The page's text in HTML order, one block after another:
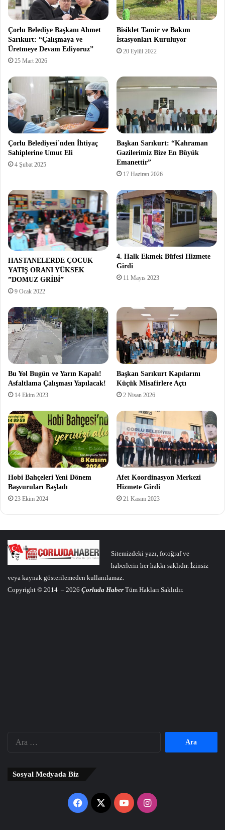
Çorlu Belediye Başkanı Ahmet
Sarıkurt: “Çalışmaya ve
Üretmeye Devam Ediyoruz”
25 Mart 2026
Bisiklet Tamir ve Bakım
İstasyonları Kuruluyor
20 Eylül 2022
Çorlu Belediyesi´nden İhtiyaç
Sahiplerine Umut Eli
4 Şubat 2025
Başkan Sarıkurt: “Kahraman
Gazilerimiz Bize En Büyük
Emanettir”
17 Haziran 2026
HASTANELERDE ÇOCUK
YATIŞ ORANI YÜKSEK
”DOMUZ GRİBİ”
9 Ocak 2022
4. Halk Ekmek Büfesi Hizmete
Girdi
11 Mayıs 2023
Bu Yol Bugün ve Yarın Kapalı!
Asfaltlama Çalışması Yapılacak!
14 Ekim 2023
Başkan Sarıkurt Kapılarını
Küçük Misafirlere Açtı
2 Nisan 2026
Hobi Bahçeleri Yeni Dönem
Başvuruları Başladı
23 Ekim 2024
Afet Koordinasyon Merkezi
Hizmete Girdi
21 Kasım 2023
Sitemizdeki yazı, fotoğraf ve
haberlerin her hakkı saklıdır. İzinsiz
veya kaynak gösterilemeden kullanılamaz.
Copyright © 2014 – 2026 Çorluda Haber Tüm Hakları Saklıdır.
Sosyal Medyada Biz
Facebook
X YouTubeInstagram